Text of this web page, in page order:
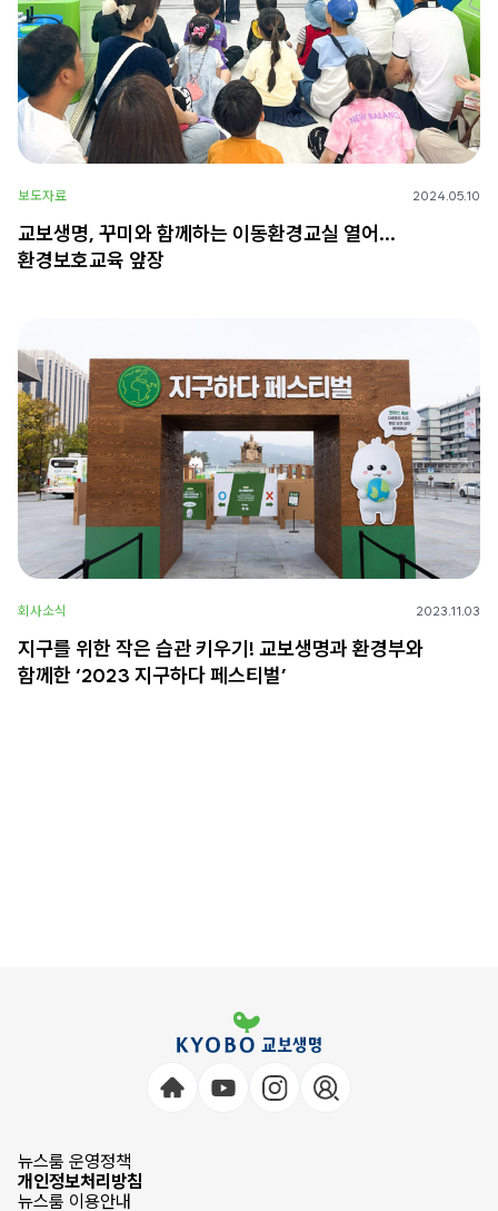
보도자료 2024.05.10
교보생명, 꾸미와 함께하는 이동환경교실 열어…
환경보호교육 앞장
회사소식 2023.11.03
지구를 위한 작은 습관 키우기! 교보생명과 환경부와
함께한 ‘2023 지구하다 페스티벌’
뉴스룸 운영정책
개인정보처리방침
뉴스룸 이용안내